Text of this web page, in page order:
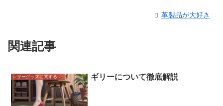
革製品が大好き
関連記事
ギリーについて徹底解説